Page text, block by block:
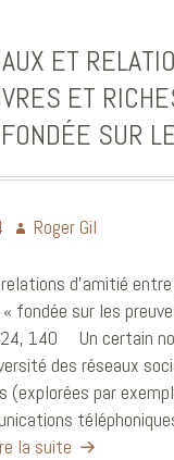
ET
ET
SUR
Roger Gil
d’amitié
fondée sur les
140 Un certain
des réseaux
(explorées par
la suite